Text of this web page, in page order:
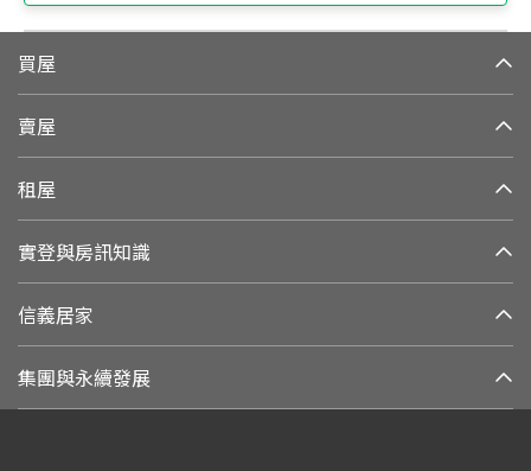
買屋
賣屋
租屋
實登與房訊知識
信義居家
集團與永續發展